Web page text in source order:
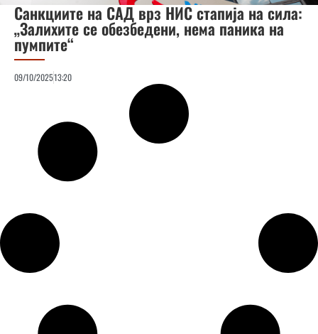
Санкциите на САД врз НИС стапија на сила:
„Залихите се обезбедени, нема паника на
пумпите“
09/10/202513:20